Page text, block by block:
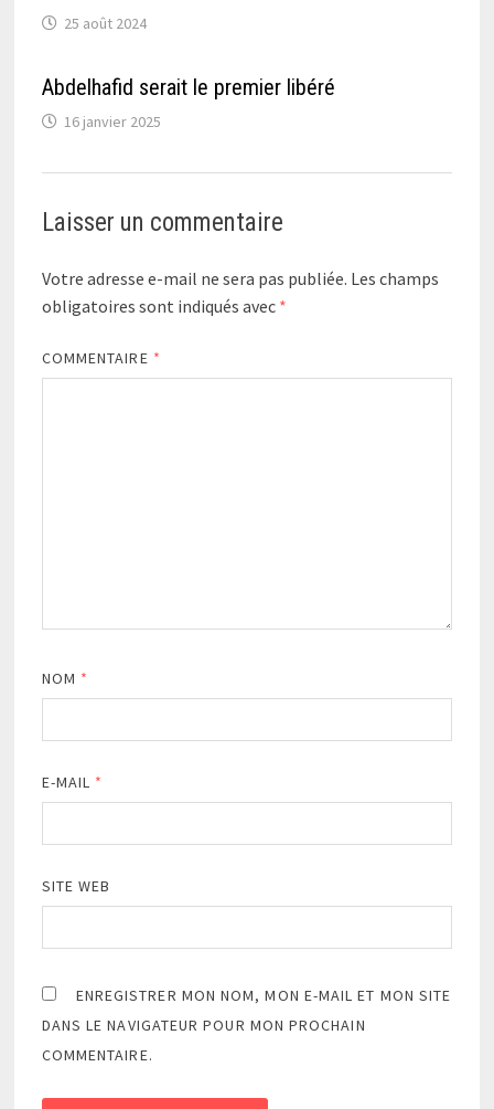
25 août 2024
Abdelhafid serait le premier libéré
16 janvier 2025
Laisser un commentaire
Votre adresse e-mail ne sera pas publiée. Les champs
obligatoires sont indiqués avec *
COMMENTAIRE *
NOM *
E-MAIL *
SITE WEB
ENREGISTRER MON NOM, MON E-MAIL ET MON SITE
DANS LE NAVIGATEUR POUR MON PROCHAIN
COMMENTAIRE.